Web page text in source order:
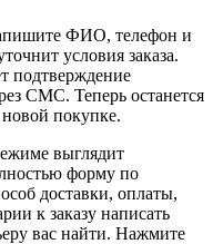
ФИО, телефон и
условия заказа.
подтверждение
СМС. Теперь останется
новой покупке.
выглядит
форму по
доставки, оплаты,
к заказу написать
вас найти. Нажмите